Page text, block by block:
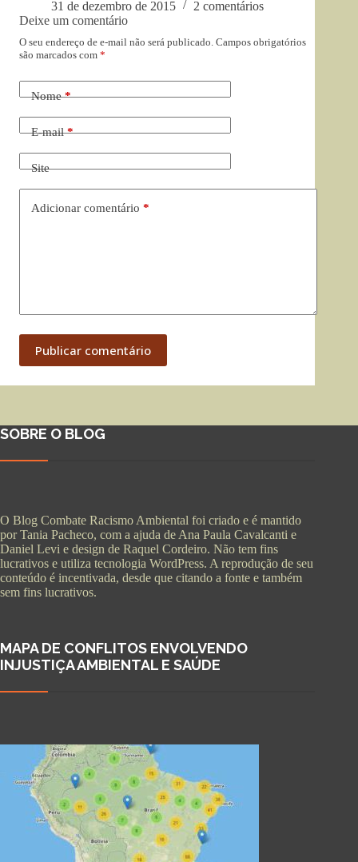
31 de dezembro de 2015
2 comentários
Deixe um comentário
O seu endereço de e-mail não será publicado. Campos obrigatórios
são marcados com *
Nome*
E-mail*
Site
Adicionar comentário *
Publicar comentário
SOBRE O BLOG
O Blog Combate Racismo Ambiental foi criado e é mantido
por Tania Pacheco, com a ajuda de Ana Paula Cavalcanti e
Daniel Levi e design de Raquel Cordeiro. Não tem fins
lucrativos e utiliza tecnologia WordPress. A reprodução de seu
conteúdo é incentivada, desde que citando a fonte e também
sem fins lucrativos.
MAPA DE CONFLITOS ENVOLVENDO
INJUSTIÇA AMBIENTAL E SAÚDE